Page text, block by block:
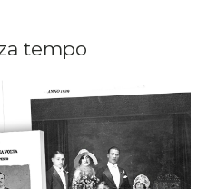
tempo